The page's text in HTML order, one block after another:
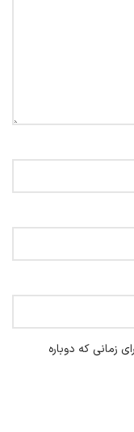
زمانی که دوباره